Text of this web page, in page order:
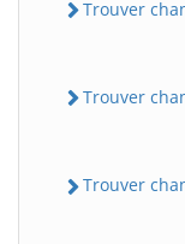
Trouver
Trouver
Trouver